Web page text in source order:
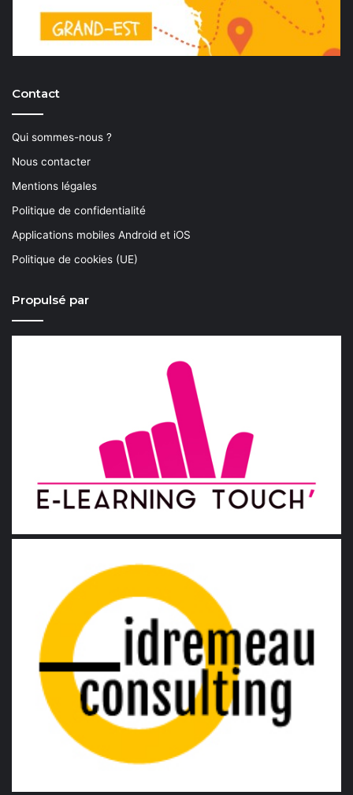
Contact
Qui sommes-nous ?
Nous contacter
Mentions légales
Politique de confidentialité
Applications mobiles Android et iOS
Politique de cookies (UE)
Propulsé par